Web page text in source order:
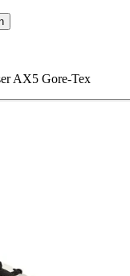
AX5 Gore-Tex